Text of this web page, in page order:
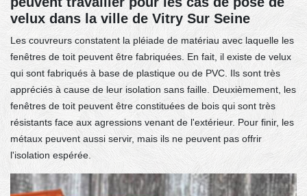
velux dans la ville de Vitry Sur Seine
Les couvreurs constatent la pléiade de matériau avec laquelle les
fenêtres de toit peuvent être fabriquées. En fait, il existe de velux
qui sont fabriqués à base de plastique ou de PVC. Ils sont très
appréciés à cause de leur isolation sans faille. Deuxièmement, les
fenêtres de toit peuvent être constituées de bois qui sont très
résistants face aux agressions venant de l'extérieur. Pour finir, les
métaux peuvent aussi servir, mais ils ne peuvent pas offrir
l'isolation espérée.